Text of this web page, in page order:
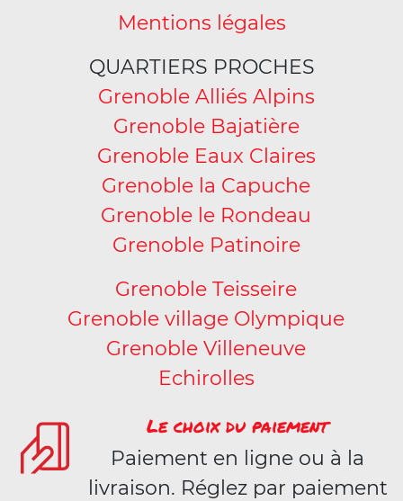
Mentions légales
QUARTIERS PROCHES
Grenoble Alliés Alpins
Grenoble Bajatière
Grenoble Eaux Claires
Grenoble la Capuche
Grenoble le Rondeau
Grenoble Patinoire
Grenoble Teisseire
Grenoble village Olympique
Grenoble Villeneuve
Echirolles
Le choix du paiement
Paiement en ligne ou à la
livraison. Réglez par paiement